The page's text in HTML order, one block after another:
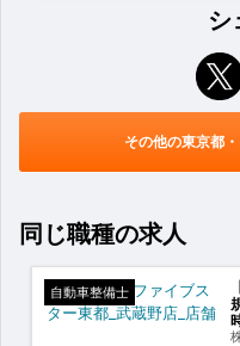
シ
その他の東京都
同じ職種の求人
自動車整備士